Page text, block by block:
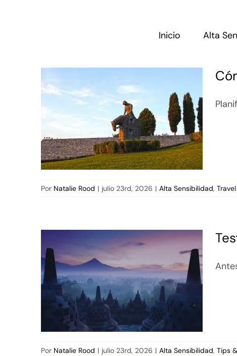
Inicio Alta
Por Natalie Rood | julio 23rd, 2026 | Alta Sensibilidad,Travel
Por Natalie Rood | julio 23rd, 2026 | Alta Sensibilidad,Tips